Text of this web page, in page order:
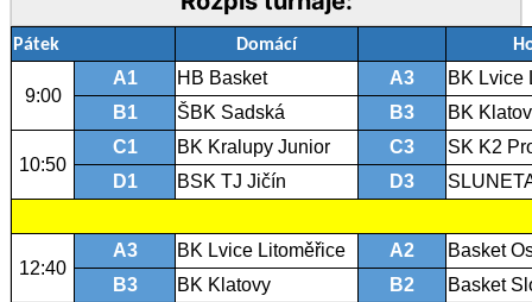
Pátek Domácí
9:00
A1 HB Basket A3
BK Lvice
B1
ŠBK Sadská B3 BK
10:50
C1 BK Kralupy Junior C3
SK K2
D1
BSK TJ Jičín D3
12:40
A3 BK Lvice Litoměřice A2
Basket
B3
BK Klatovy B2
Basket